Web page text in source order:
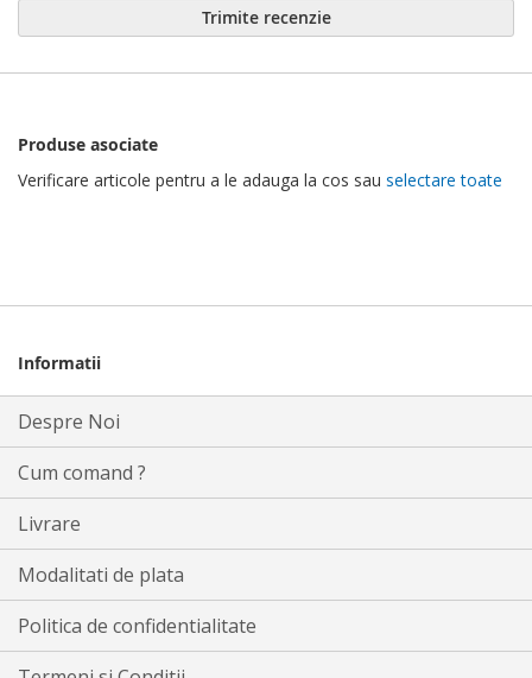
Trimite recenzie
Produse asociate
Verificare articole pentru a le adauga la cos sau selectare toate
Informatii
Despre Noi
Cum comand ?
Livrare
Modalitati de plata
Politica de confidentialitate